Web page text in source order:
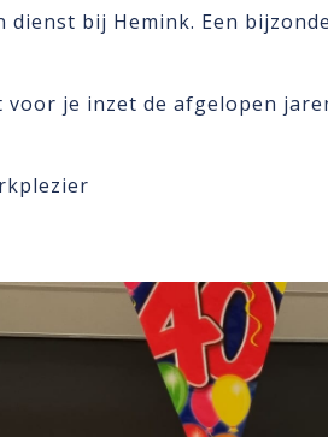
dienst bij Hemink. Een
je inzet de afgelopen